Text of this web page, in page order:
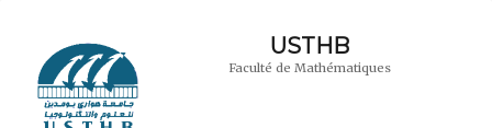
USTHB
Faculté de Mathématiques